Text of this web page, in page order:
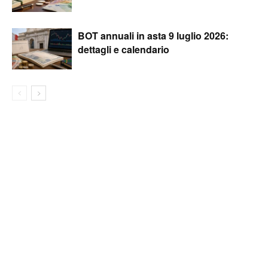
BOT annuali in asta 9 luglio 2026:
dettagli e calendario